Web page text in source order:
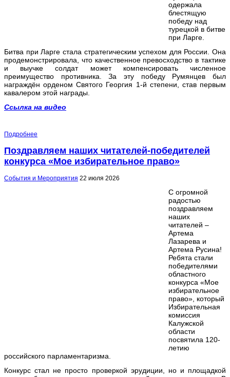
одержала
блестящую
победу над
турецкой в битве
при Ларге.
Битва при Ларге стала стратегическим успехом для России. Она
продемонстрировала, что качественное превосходство в тактике
и выучке солдат может компенсировать численное
преимущество противника. За эту победу Румянцев был
награждён орденом Святого Георгия 1-й степени, став первым
кавалером этой награды.
Ссылка на видео
Подробнее
Поздравляем наших читателей-победителей
конкурса «Мое избирательное право»
События и Мероприятия 22 июля 2026
С огромной
радостью
поздравляем
наших
читателей –
Артема
Лазарева и
Артема Русина!
Ребята стали
победителями
областного
конкурса «Мое
избирательное
право», который
Избирательная
комиссия
Калужской
области
посвятила 120-
летию
российского парламентаризма.
Конкурс стал не просто проверкой эрудиции, но и площадкой